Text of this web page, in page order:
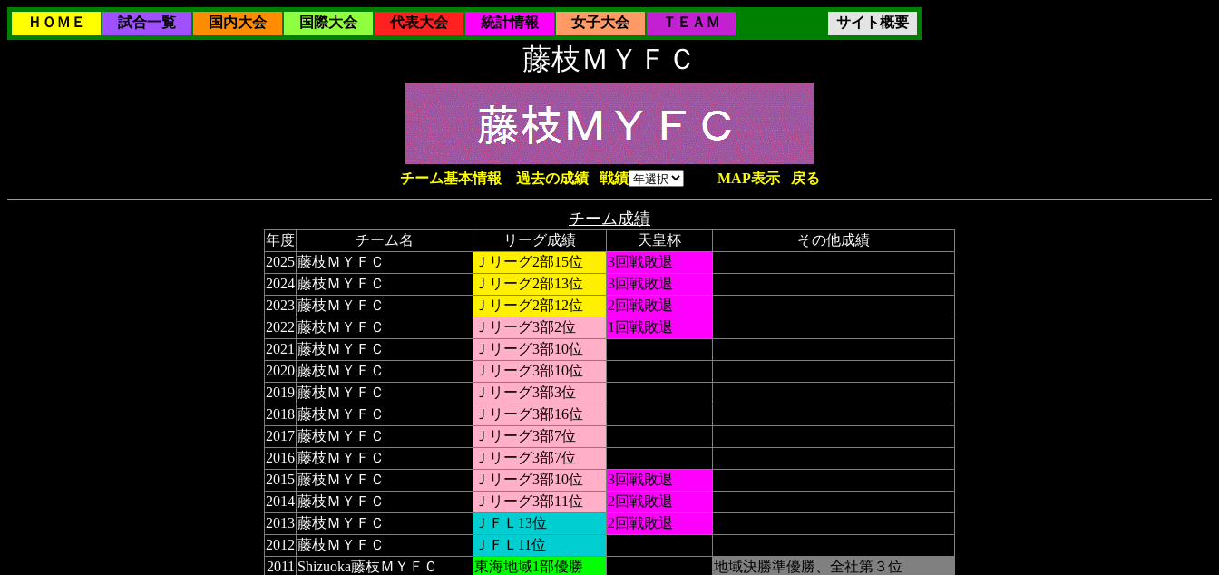
ＨＯＭＥ 試合一覧 国内大会 国際大会 代表大会 統計情報 女子大会 ＴＥＡＭ サイト概要
藤枝ＭＹＦＣ
チーム基本情報 過去の成績 戦績 MAP表示 戻る
チーム成績
年度 チーム名 リーグ成績 天皇杯
その他成績
2025藤枝ＭＹＦＣ Ｊリーグ2部15位
3回戦敗退
2024藤枝ＭＹＦＣ Ｊリーグ2部13位
3回戦敗退
2023藤枝ＭＹＦＣ Ｊリーグ2部12位
2回戦敗退
2022 藤枝ＭＹＦＣ Ｊリーグ3部2位
1回戦敗退
2021 藤枝ＭＹＦＣ
Ｊリーグ3部10位
2020藤枝ＭＹＦＣ
Ｊリーグ3部10位
2019藤枝ＭＹＦＣ
Ｊリーグ3部3位
2018藤枝ＭＹＦＣ
Ｊリーグ3部16位
2017藤枝ＭＹＦＣ
Ｊリーグ3部7位
2016藤枝ＭＹＦＣ
Ｊリーグ3部7位
2015藤枝ＭＹＦＣ Ｊリーグ3部10位
3回戦敗退
2014藤枝ＭＹＦＣ Ｊリーグ3部11位
2回戦敗退
2013藤枝ＭＹＦＣ ＪＦＬ13位
2回戦敗退
2012 藤枝ＭＹＦＣ
ＪＦＬ11位
2011 Shizuoka藤枝ＭＹＦＣ 東海地域1部優勝
地域決勝準優勝、全社第３位